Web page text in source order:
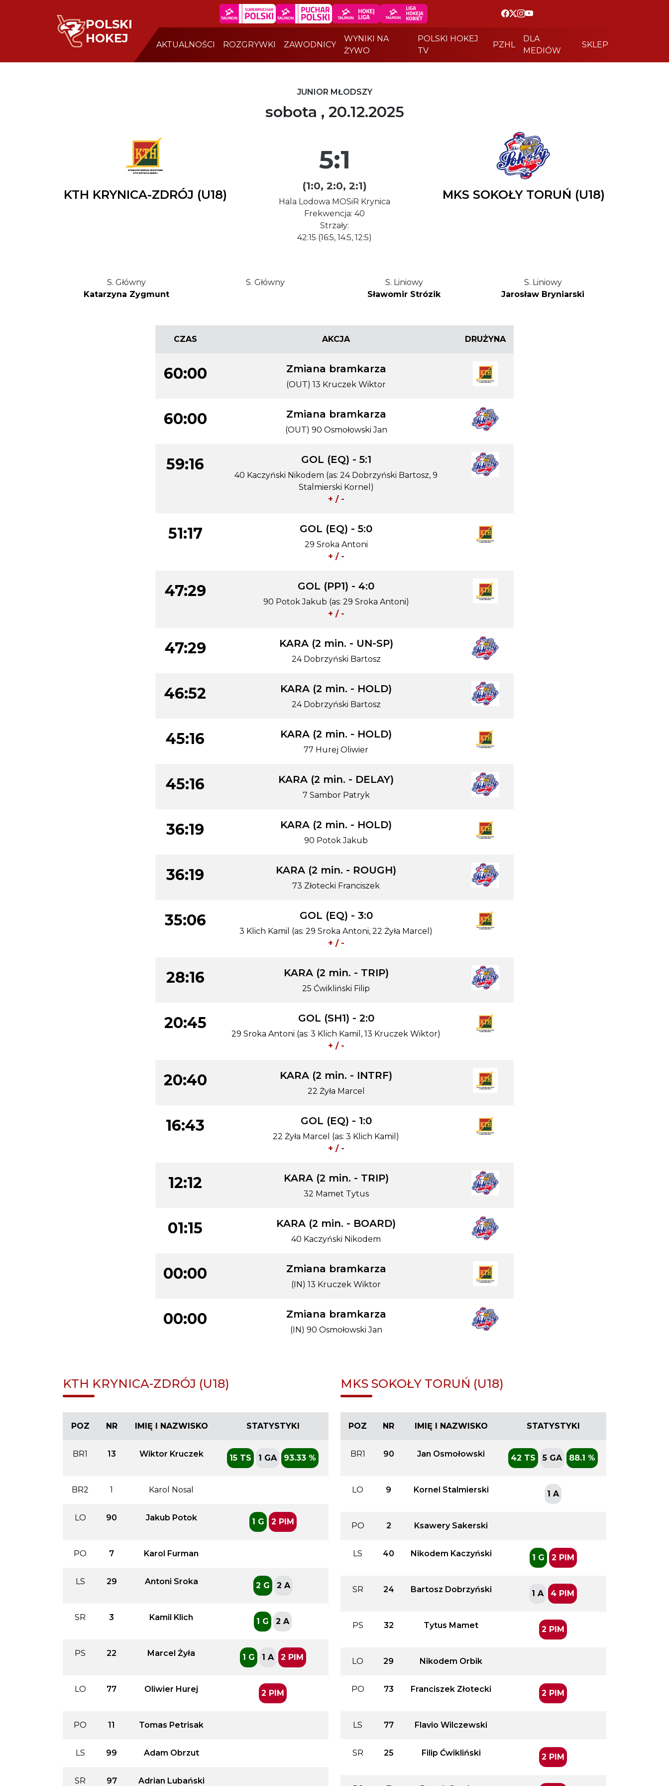
POLSKI
HOKEJ
AKTUALNOŚCI ROZGRYWKI ZAWODNICY
WYNIKI NA
ŻYWO
POLSKI HOKEJ
TV
PZHL
DLA
MEDIÓW
SKLEP
JUNIOR MŁODSZY
sobota , 20.12.2025
KTH KRYNICA-ZDRÓJ (U18)
5:1
(1:0, 2:0, 2:1)
Hala Lodowa MOSiR Krynica
Frekwencja: 40
Strzały:
42:15 (16:5, 14:5, 12:5)
MKS SOKOŁY TORUŃ (U18)
S. Główny
Katarzyna Zygmunt
S. Główny
S. Liniowy
Sławomir Strózik
S. Liniowy
Jarosław Bryniarski
CZAS AKCJA DRUŻYNA
60:00 Zmiana bramkarza
(OUT) 13 Kruczek Wiktor
60:00 Zmiana bramkarza
(OUT) 90 Osmołowski Jan
59:16 GOL (EQ) - 5:1
40 Kaczyński Nikodem (as: 24 Dobrzyński Bartosz, 9
Stalmierski Kornel)
+ / -
51:17 GOL (EQ) - 5:0
29 Sroka Antoni
+ / -
47:29 GOL (PP1) - 4:0
90 Potok Jakub (as: 29 Sroka Antoni)
+ / -
47:29 KARA (2 min. - UN-SP)
24 Dobrzyński Bartosz
46:52 KARA (2 min. - HOLD)
24 Dobrzyński Bartosz
45:16 KARA (2 min. - HOLD)
77 Hurej Oliwier
45:16 KARA (2 min. - DELAY)
7 Sambor Patryk
36:19 KARA (2 min. - HOLD)
90 Potok Jakub
36:19 KARA (2 min. - ROUGH)
73 Złotecki Franciszek
35:06 GOL (EQ) - 3:0
3 Klich Kamil (as: 29 Sroka Antoni, 22 Żyła Marcel)
+ / -
28:16 KARA (2 min. - TRIP)
25 Ćwikliński Filip
20:45 GOL (SH1) - 2:0
29 Sroka Antoni (as: 3 Klich Kamil, 13 Kruczek Wiktor)
+ / -
20:40 KARA (2 min. - INTRF)
22 Żyła Marcel
16:43 GOL (EQ) - 1:0
22 Żyła Marcel (as: 3 Klich Kamil)
+ / -
12:12 KARA (2 min. - TRIP)
32 Mamet Tytus
01:15 KARA (2 min. - BOARD)
40 Kaczyński Nikodem
00:00 Zmiana bramkarza
(IN) 13 Kruczek Wiktor
00:00 Zmiana bramkarza
(IN) 90 Osmołowski Jan
KTH KRYNICA-ZDRÓJ (U18)
POZ NR IMIĘ I NAZWISKO STATYSTYKI
BR1 13 Wiktor Kruczek 15 TS 1 GA 93.33 %
BR2 1 Karol Nosal
LO 90 Jakub Potok 1 G 2 PIM
PO 7 Karol Furman
LS 29 Antoni Sroka 2 G 2 A
SR 3 Kamil Klich 1 G 2 A
PS 22 Marcel Żyła 1 G 1 A 2 PIM
LO 77 Oliwier Hurej 2 PIM
PO 11 Tomas Petrisak
LS 99 Adam Obrzut
SR 97 Adrian Lubański
MKS SOKOŁY TORUŃ (U18)
POZ NR IMIĘ I NAZWISKO STATYSTYKI
BR1 90 Jan Osmołowski 42 TS 5 GA 88.1 %
LO 9 Kornel Stalmierski 1 A
PO 2 Ksawery Sakerski
LS 40 Nikodem Kaczyński 1 G 2 PIM
SR 24 Bartosz Dobrzyński 1 A 4 PIM
PS 32 Tytus Mamet 2 PIM
LO 29 Nikodem Orbik
PO 73 Franciszek Złotecki 2 PIM
LS 77 Flavio Wilczewski
SR 25 Filip Ćwikliński 2 PIM